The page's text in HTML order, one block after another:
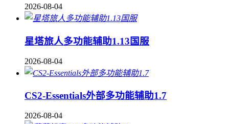
2026-08-04
星塔旅人多功能辅助1.13国服
2026-08-04
CS2-Essentials外部多功能辅助1.7
2026-08-04